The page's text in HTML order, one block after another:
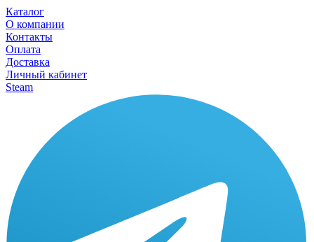
Каталог
О компании
Контакты
Оплата
Доставка
Личный кабинет
Steam